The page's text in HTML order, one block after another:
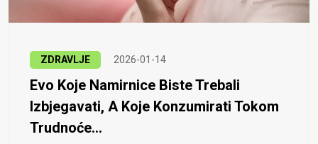
ZDRAVLJE 2026-01-14
Evo Koje Namirnice Biste Trebali
Izbjegavati, A Koje Konzumirati Tokom
Trudnoće...